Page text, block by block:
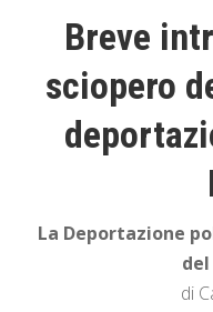
Breve
sciopero
La Deportazione
di